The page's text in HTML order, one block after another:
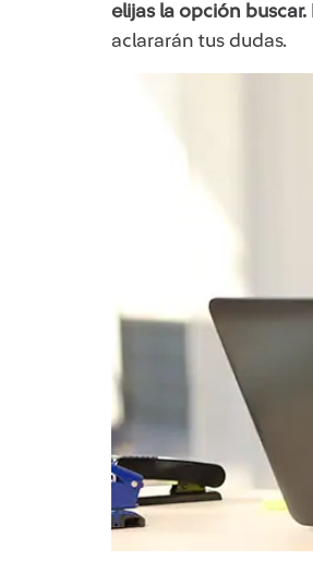
elijas la opción buscar.
aclararán tus dudas.